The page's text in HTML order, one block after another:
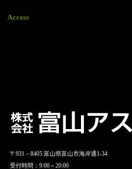
Access
〒931－8405 富山県富山市海岸通1-34
受付時間：9:00～20:00